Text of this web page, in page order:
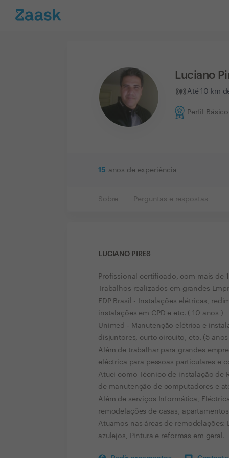
Luciano
Até 10 km
Perfil Básico
15 anos de experiência
Sobre Perguntas e respostas
LUCIANO PIRES
Profissional certificado, com mais de
Trabalhos realizados em grandes
EDP Brasil - Instalações elétricas,
instalações em CPD e etc. ( 10 anos )
Unimed - Manutenção elétrica e
disjuntores, curto circuito, etc. (5 anos
Além de trabalhar para grandes
eléctrica para pessoas particulares e
Atuei como Técnico de instalação de
de manutenção de computadores e
Além de serviços Informática,
remodelações de casas,
Atuamos nas áreas de
azulejos, Pintura e reformas em geral.